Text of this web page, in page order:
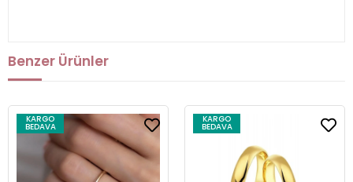
Benzer Ürünler
KARGO
BEDAVA
KARGO
BEDAVA